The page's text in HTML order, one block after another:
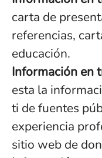
carta de
referencias,
educación.
Información en
esta la
ti de fuentes
experiencia
sitio web de